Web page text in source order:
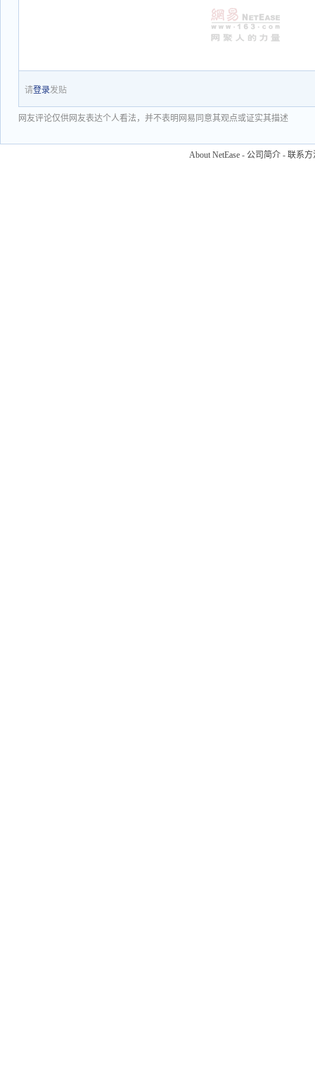
请登录发贴
网友评论仅供网友表达个人看法，并不表明网易同意其观点或证实其描述
About NetEase - 公司简介 - 联系方